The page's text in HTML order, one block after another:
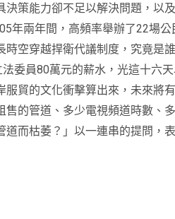
決策能力卻不足以解決問題，以
年兩年間，高頻率舉辦了22場
時空穿越捍衛代議制度，究竟
委員80萬元的薪水，光這十六
服貿的文化衝擊算出來，未來將
售的管道、多少電視頻道時數、
道而枯萎？」以一連串的提問，